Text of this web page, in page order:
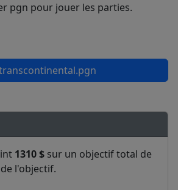
pgn pour jouer les parties.
1310 $ sur un objectif total de
l'objectif.